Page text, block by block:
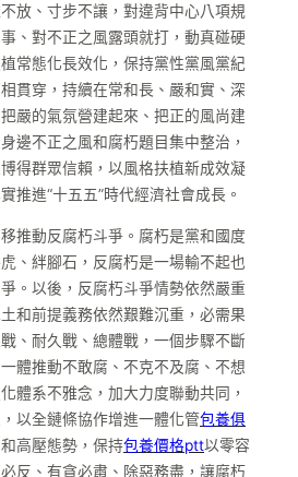
放、寸步不讓，對違背中心八項規
、對不正之風露頭就打，動真碰硬
常態化長效化，保持黨性黨風黨紀
貫穿，持續在常和長、嚴和實、深
嚴的氣氛營建起來、把正的風尚建
邊不正之風和腐朽題目集中整治，
得群眾信賴，以風格扶植新成效凝
推進“十五五”時代經濟社會成長。
推動反腐朽斗爭。腐朽是黨和國度
、絆腳石，反腐朽是一場輸不起也
。以後，反腐朽斗爭情勢依然嚴重
和前提義務依然艱難沉重，必需果
、耐久戰、總體戰，一個步驟不斷
體推動不敢腐、不克不及腐、不想
體系不雅念，加大力度聯動共同，
以全鏈條協作增進一體化管包養俱
高壓態勢，保持包養價格ptt以零容
反、有貪必肅、除惡務盡，讓腐朽